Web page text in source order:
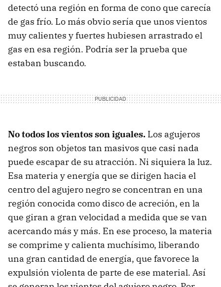
detectó una región en forma de cono que carecía
de gas frío. Lo más obvio sería que unos vientos
muy calientes y fuertes hubiesen arrastrado el
gas en esa región. Podría ser la prueba que
estaban buscando.
No todos los vientos son iguales. Los agujeros
negros son objetos tan masivos que casi nada
puede escapar de su atracción. Ni siquiera la luz.
Esa materia y energía que se dirigen hacia el
centro del agujero negro se concentran en una
región conocida como disco de acreción, en la
que giran a gran velocidad a medida que se van
acercando más y más. En ese proceso, la materia
se comprime y calienta muchísimo, liberando
una gran cantidad de energía, que favorece la
expulsión violenta de parte de ese material. Así